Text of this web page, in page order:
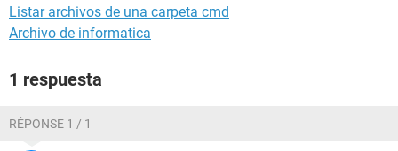
Gracias
Listar archivos de una carpeta cmd
Archivo de informatica
1 respuesta
RÉPONSE 1 / 1